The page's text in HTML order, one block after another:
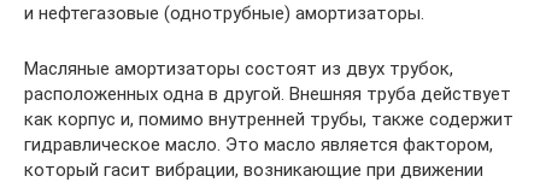
и нефтегазовые (однотрубные) амортизаторы.
Масляные амортизаторы состоят из двух трубок,
расположенных одна в другой. Внешняя труба действует
как корпус и, помимо внутренней трубы, также содержит
гидравлическое масло. Это масло является фактором,
который гасит вибрации, возникающие при движении